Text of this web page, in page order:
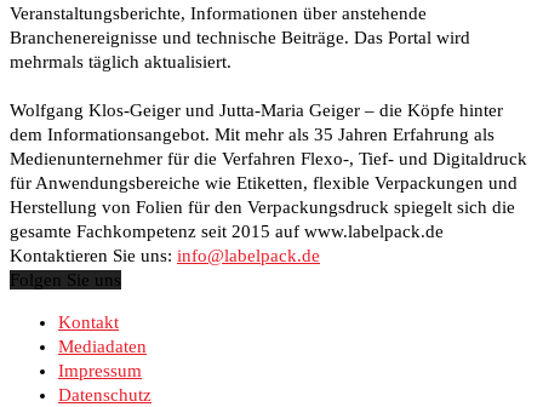
Veranstaltungsberichte, Informationen über anstehende
Branchenereignisse und technische Beiträge. Das Portal wird
mehrmals täglich aktualisiert.
Wolfgang Klos-Geiger und Jutta-Maria Geiger – die Köpfe hinter
dem Informationsangebot. Mit mehr als 35 Jahren Erfahrung als
Medienunternehmer für die Verfahren Flexo-, Tief- und Digitaldruck
für Anwendungsbereiche wie Etiketten, flexible Verpackungen und
Herstellung von Folien für den Verpackungsdruck spiegelt sich die
gesamte Fachkompetenz seit 2015 auf www.labelpack.de
Kontaktieren Sie uns: info@labelpack.de
Folgen Sie uns
Kontakt
Mediadaten
Impressum
Datenschutz